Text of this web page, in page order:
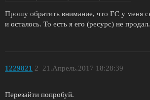
Прошу обратить внимание, что ГС у меня
и осталось. То есть я его (ресурс) не продал.
1229821 21.Апрель.2017 18:28:39
2
Перезайти попробуй.